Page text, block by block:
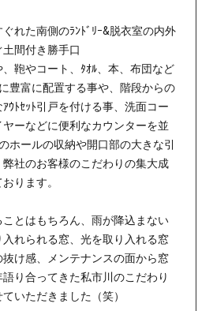
れた南側のﾗﾝﾄﾞﾘｰ&脱衣室の内外
間付き勝手口
鞄やコート、ﾀｵﾙ、本、布団など
豊富に配置する事や、階段からの
ｳﾄｾｯﾄ引戸を付ける事、洗面コー
ーなどに便利なカウンターを並
ホールの収納や開口部の大きな引
弊社のお客様のこだわりの集大成
ります。
とはもちろん、雨が降込まない
れられる窓、光を取り入れる窓
け感、メンテナンスの面から窓
り合ってきた私市川のこだわり
いただきました（笑）